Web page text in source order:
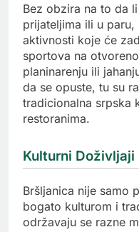
Bez obzira na to da
prijateljima ili u
aktivnosti koje će
sportova na
planinarenju ili
da se opuste, tu su
tradicionalna srpska
restoranima.
Kulturni Doživljaji
Bršljanica nije samo
bogato kulturom i
održavaju se razne